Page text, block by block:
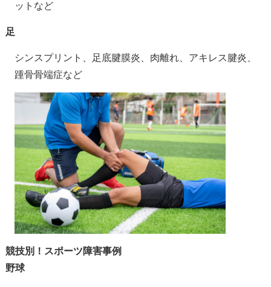
ットなど
足
シンスプリント、足底腱膜炎、肉離れ、アキレス腱炎、
踵骨骨端症など
競技別！スポーツ障害事例
野球